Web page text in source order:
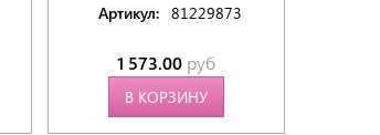
Артикул: 81229873
1 573.00 руб
В КОРЗИНУ